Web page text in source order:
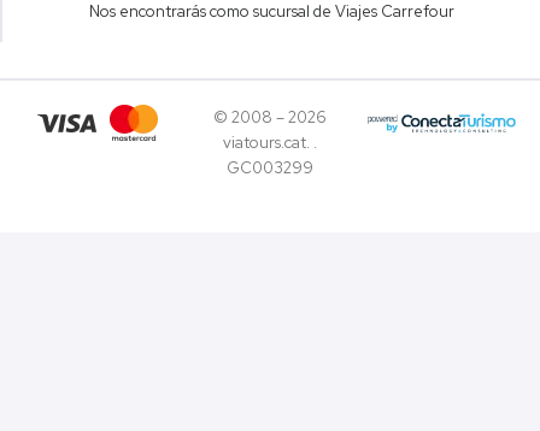
Nos encontrarás como sucursal de Viajes Carrefour
© 2008 – 2026
viatours.cat. .
GC003299